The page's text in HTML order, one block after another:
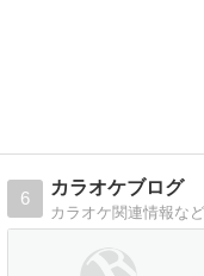
6
カラオケブログ